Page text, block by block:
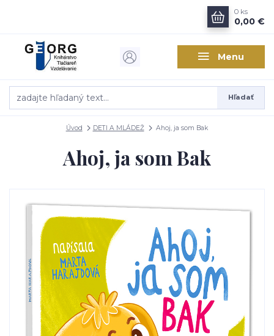
Menu
Hľadať
0 ks
0,00 €
Úvod DETI A MLÁDEŽ Ahoj, ja som Bak
Ahoj, ja som Bak